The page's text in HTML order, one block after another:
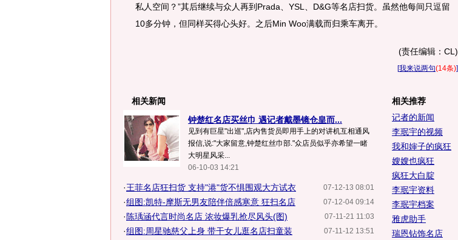
私人空间？”其后继续与众人再到Prada、YSL、D&G等名店扫货。虽然他每间只逗留
10多分钟，但同样买得心头好。之后Min Woo满载而归乘车离开。
(责任编辑：CL)
[我来说两句(14条)]
相关新闻
钟楚红名店买丝巾 遇记者戴墨镜仓皇而...
见到有巨星"出巡",店内售货员即用手上的对讲机互相通风
报信,说:"大家留意,钟楚红丝巾部."众店员似乎亦希望一睹
大明星风采...
06-10-03 14:21
07-12-13 08:01
·王菲名店狂扫货 支持"港"货不惧围观大方试衣
07-12-04 09:14
·组图:凯特-摩斯无男友陪伴倍感寒意 狂扫名店
07-11-21 11:03
· 陈瑀涵代言时尚名店 浓妆爆乳抢尽风头(图)
07-11-12 13:51
·组图:周星驰慈父上身 带干女儿逛名店扫童装
相关推荐
记者的新闻
李珉宇的视频
我和婶子的疯狂
嫂嫂也疯狂
疯狂大白腚
李珉宇资料
李珉宇档案
雅虎助手
瑞恩钻饰名店